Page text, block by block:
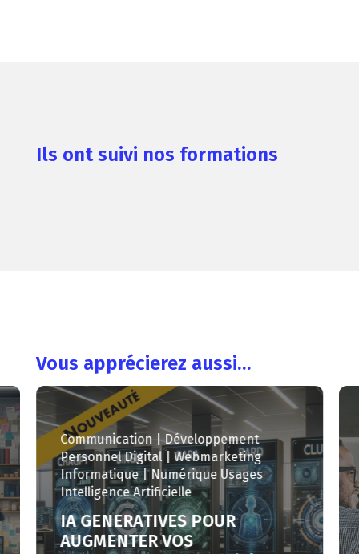
Ils ont suivi nos formations
Vous apprécierez aussi…
Communication | Développement
Personnel Digital | Webmarketing
Informatique | Numérique Usages
Intelligence Artificielle
IA GENERATIVES POUR
AUGMENTER VOS